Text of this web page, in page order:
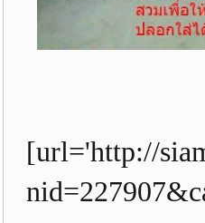
[url='http://